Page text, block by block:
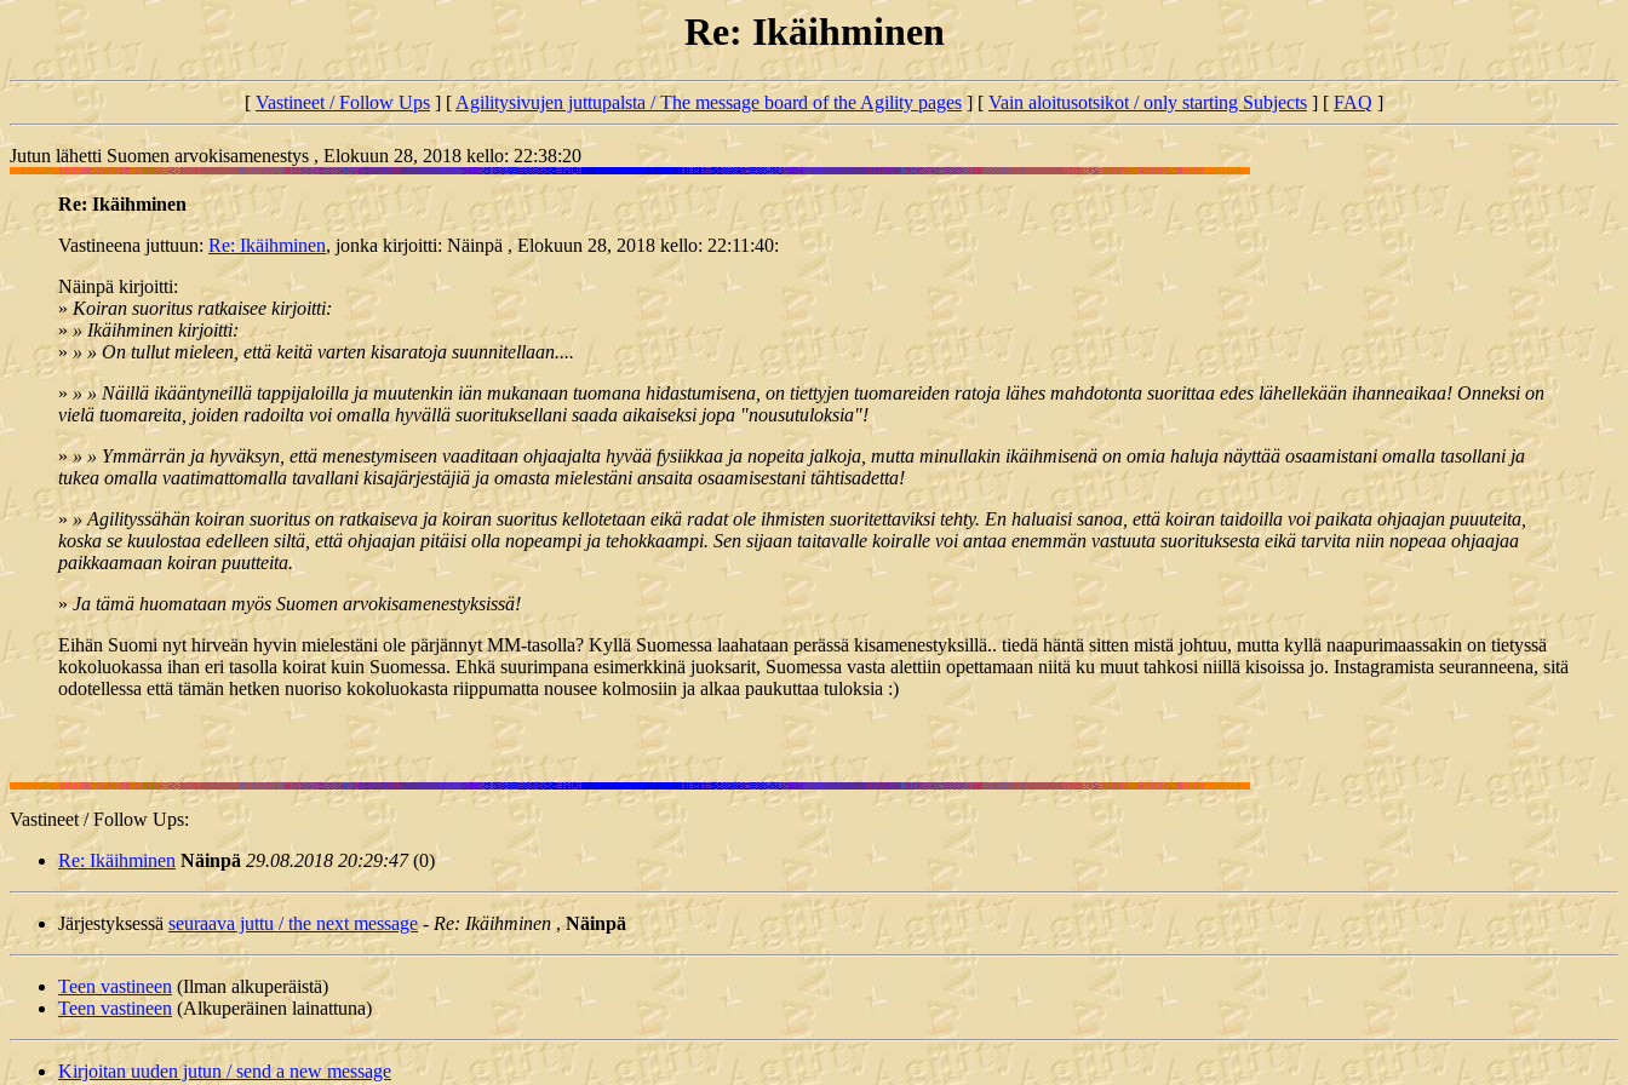
Re: Ikäihminen
[ Vastineet / Follow Ups ] [Agilitysivujen juttupalsta / The message board of the Agility pages] [ Vain aloitusotsikot / only starting Subjects ] [ FAQ ]
Jutun lähetti Suomen arvokisamenestys , Elokuun 28, 2018 kello: 22:38:20
Re: Ikäihminen
Vastineena juttuun: Re: Ikäihminen, jonka kirjoitti: Näinpä , Elokuun 28, 2018 kello: 22:11:40:
Näinpä kirjoitti:
»Koiran suoritus ratkaisee kirjoitti:
»» Ikäihminen kirjoitti:
» » » On tullut mieleen, että keitä varten kisaratoja suunnitellaan....
» » » Näillä ikääntyneillä tappijaloilla ja muutenkin iän mukanaan tuomana hidastumisena, on tiettyjen tuomareiden ratoja lähes mahdotonta suorittaa edes lähellekään ihanneaikaa! Onneksi on
vielä tuomareita, joiden radoilta voi omalla hyvällä suorituksellani saada aikaiseksi jopa "nousutuloksia"!
»» » Ymmärrän ja hyväksyn, että menestymiseen vaaditaan ohjaajalta hyvää fysiikkaa ja nopeita jalkoja, mutta minullakin ikäihmisenä on omia haluja näyttää osaamistani omalla tasollani ja
tukea omalla vaatimattomalla tavallani kisajärjestäjiä ja omasta mielestäni ansaita osaamisestani tähtisadetta!
»» Agilityssähän koiran suoritus on ratkaiseva ja koiran suoritus kellotetaan eikä radat ole ihmisten suoritettaviksi tehty. En haluaisi sanoa, että koiran taidoilla voi paikata ohjaajan puuuteita,
koska se kuulostaa edelleen siltä, että ohjaajan pitäisi olla nopeampi ja tehokkaampi. Sen sijaan taitavalle koiralle voi antaa enemmän vastuuta suorituksesta eikä tarvita niin nopeaa ohjaajaa
paikkaamaan koiran puutteita.
»Ja tämä huomataan myös Suomen arvokisamenestyksissä!
Eihän Suomi nyt hirveän hyvin mielestäni ole pärjännyt MM-tasolla? Kyllä Suomessa laahataan perässä kisamenestyksillä.. tiedä häntä sitten mistä johtuu, mutta kyllä naapurimaassakin on tietyssä
kokoluokassa ihan eri tasolla koirat kuin Suomessa. Ehkä suurimpana esimerkkinä juoksarit, Suomessa vasta alettiin opettamaan niitä ku muut tahkosi niillä kisoissa jo. Instagramista seuranneena, sitä
odotellessa että tämän hetken nuoriso kokoluokasta riippumatta nousee kolmosiin ja alkaa paukuttaa tuloksia :)
Vastineet / Follow Ups:
Re: Ikäihminen Näinpä 29.08.2018 20:29:47(0)
Järjestyksessä seuraava juttu / the next message- Re: Ikäihminen,Näinpä
Teen vastineen (Ilman alkuperäistä)
Teen vastineen (Alkuperäinen lainattuna)
Kirjoitan uuden jutun / send a new message